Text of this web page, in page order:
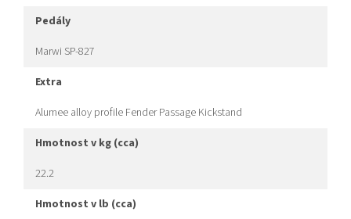
pedály
Marwi SP-827
extra
Alumee alloy profile Fender Passage Kickstand
hmotnost v kg (cca)
22.2
hmotnost v lb (cca)